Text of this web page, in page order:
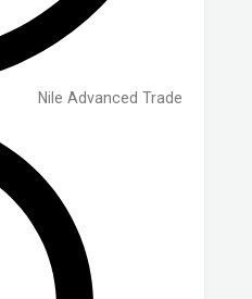
Nile Advanced Trade